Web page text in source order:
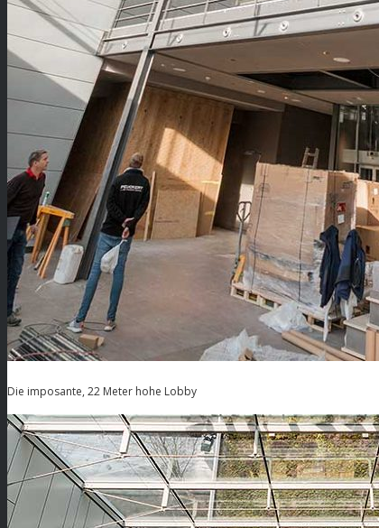
Die imposante, 22 Meter hohe Lobby